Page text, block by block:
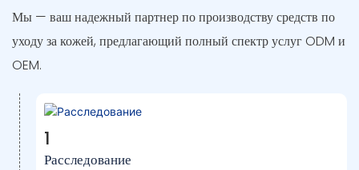
Мы — ваш надежный партнер по производству средств по
уходу за кожей, предлагающий полный спектр услуг ODM и
OEM.
1
Расследование